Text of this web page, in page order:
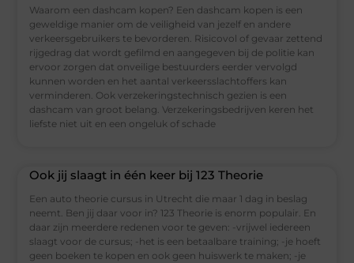
Waarom een dashcam kopen? Een dashcam kopen is een
geweldige manier om de veiligheid van jezelf en andere
verkeersgebruikers te bevorderen. Risicovol of gevaar zettend
rijgedrag dat wordt gefilmd en aangegeven bij de politie kan
ervoor zorgen dat onveilige bestuurders eerder vervolgd
kunnen worden en het aantal verkeersslachtoffers kan
verminderen. Ook verzekeringstechnisch gezien is een
dashcam van groot belang. Verzekeringsbedrijven keren het
liefste niet uit en een ongeluk of schade
Ook jij slaagt in één keer bij 123 Theorie
Een auto theorie cursus in Utrecht die maar 1 dag in beslag
neemt. Ben jij daar voor in? 123 Theorie is enorm populair. En
daar zijn meerdere redenen voor te geven: -vrijwel iedereen
slaagt voor de cursus; -het is een betaalbare training; -je hoeft
geen boeken te kopen en ook geen huiswerk te maken; -je